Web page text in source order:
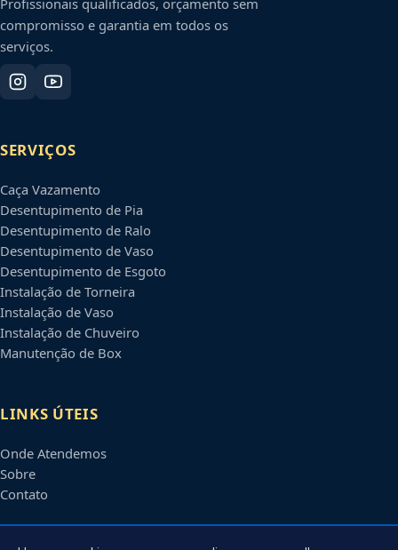
compromisso e garantia em todos os
serviços.
SERVIÇOS
Caça Vazamento
Desentupimento de Pia
Desentupimento de Ralo
Desentupimento de Vaso
Desentupimento de Esgoto
Instalação de Torneira
Instalação de Vaso
Instalação de Chuveiro
Manutenção de Box
LINKS ÚTEIS
Onde Atendemos
Sobre
Contato